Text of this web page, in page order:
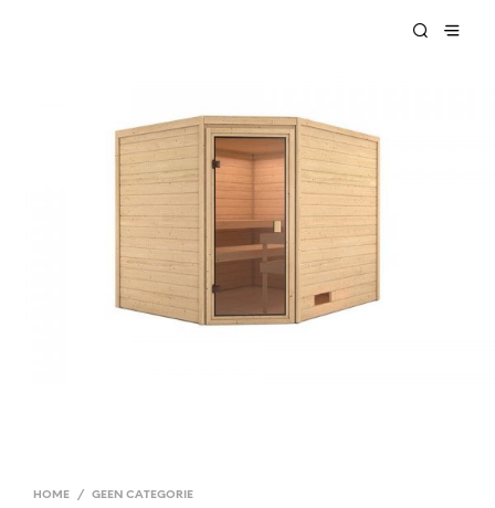
HOME / GEEN CATEGORIE